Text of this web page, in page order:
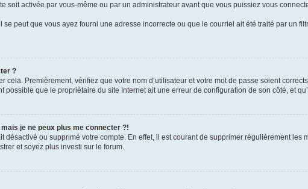
soit activée par vous-même ou par un administrateur avant que vous puissiez vous
se peut que vous ayez fourni une adresse incorrecte ou que le courriel ait été traité par un
?
cela. Premièrement, vérifiez que votre nom d’utilisateur et votre mot de passe soient
possible que le propriétaire du site Internet ait une erreur de configuration de son côté, et
je ne peux plus me connecter ?!
désactivé ou supprimé votre compte. En effet, il est courant de supprimer régulièrement
et soyez plus investi sur le forum.